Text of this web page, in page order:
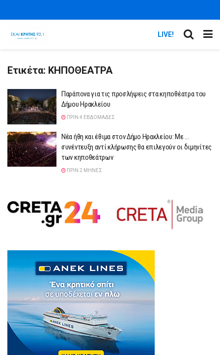
LIVE!
Ετικέτα: ΚΗΠΟΘΕΑΤΡΑ
Παράπονα για τις προσλήψεις στα κηποθέατρα του
Δήμου Ηρακλείου
ΠΡΙΝ 4 ΕΒΔΟΜΆΔΕΣ
Νέα ήθη και έθιμα στον Δήμο Ηρακλείου: Με …
συνέντευξη αντί κλήρωσης θα επιλεγούν οι διμηνίτες
των κηποθεάτρων
ΠΡΙΝ 2 ΜΉΝΕΣ